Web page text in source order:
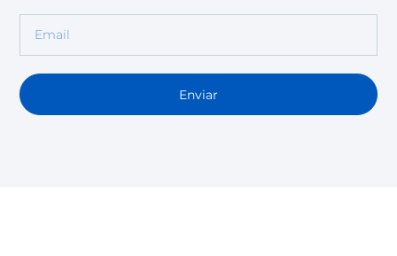
Enviar